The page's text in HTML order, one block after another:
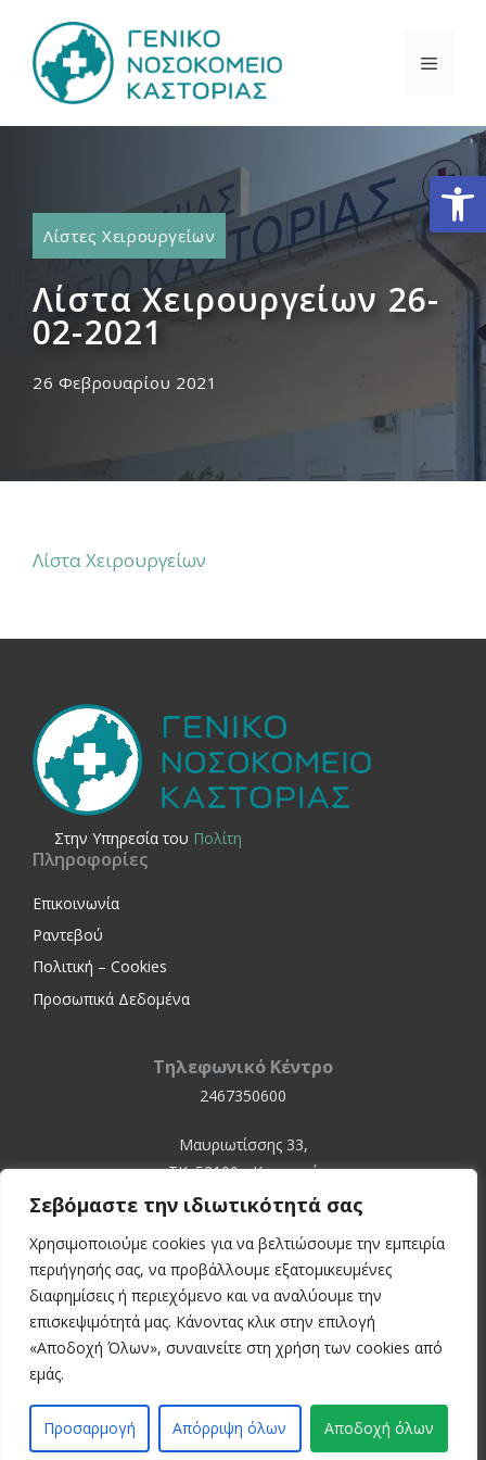
Σεβόμαστε την ιδιωτικότητά σας
Χρησιμοποιούμε cookies για να βελτιώσουμε την εμπειρία
περιήγησής σας, να προβάλλουμε εξατομικευμένες
διαφημίσεις ή περιεχόμενο και να αναλύουμε την
επισκεψιμότητά μας. Κάνοντας κλικ στην επιλογή
«Αποδοχή Όλων», συναινείτε στη χρήση των cookies από
εμάς.
Προσαρμογή Απόρριψη όλων Αποδοχή όλων
περιεχόμενο
Λίστες Χειρουργείων
Λίστα Χειρουργείων 26-
02-2021
26 Φεβρουαρίου 2021
Λίστα Χειρουργείων
Στην Yπηρεσία του Πολίτη
Πληροφορίες
Επικοινωνία
Ραντεβού
Πολιτική – Cookies
Προσωπικά Δεδομένα
Τηλεφωνικό Κέντρο
2467350600
Μαυριωτίσσης 33,
ΤΚ. 52100 - Καστοριά